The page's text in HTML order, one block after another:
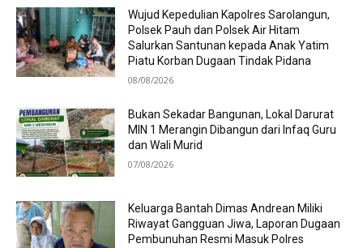
Wujud Kepedulian Kapolres Sarolangun,
Polsek Pauh dan Polsek Air Hitam
Salurkan Santunan kepada Anak Yatim
Piatu Korban Dugaan Tindak Pidana
08/08/2026
Bukan Sekadar Bangunan, Lokal Darurat
MIN 1 Merangin Dibangun dari Infaq Guru
dan Wali Murid
07/08/2026
Keluarga Bantah Dimas Andrean Miliki
Riwayat Gangguan Jiwa, Laporan Dugaan
Pembunuhan Resmi Masuk Polres